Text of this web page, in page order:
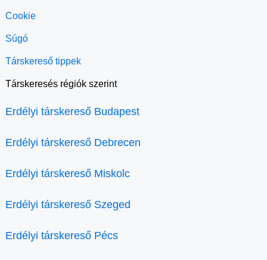
Cookie
Súgó
Társkereső tippek
Társkeresés régiók szerint
Erdélyi társkereső Budapest
Erdélyi társkereső Debrecen
Erdélyi társkereső Miskolc
Erdélyi társkereső Szeged
Erdélyi társkereső Pécs